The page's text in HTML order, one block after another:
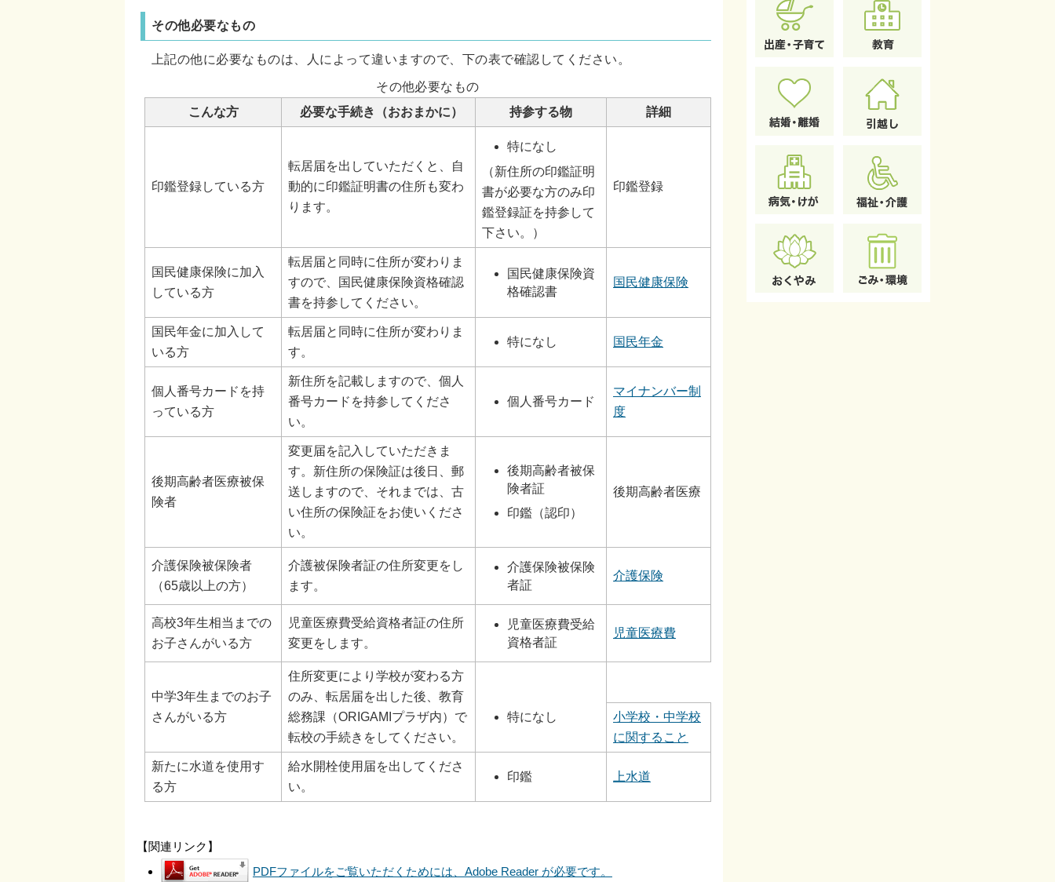
その他必要なもの
上記の他に必要なものは、人によって違いますので、下の表で確認してください。
その他必要なもの
こんな方 必要な手続き（おおまかに） 持参する物 詳細
印鑑登録している方
転居届を出していただくと、自
動的に印鑑証明書の住所も変わ
ります。
特になし
（新住所の印鑑証明
書が必要な方のみ印
鑑登録証を持参して
下さい。）
印鑑登録
国民健康保険に加入
している方
転居届と同時に住所が変わりま
すので、国民健康保険資格確認
書を持参してください。
国民健康保険資
格確認書
国民健康保険
国民年金に加入して
いる方
転居届と同時に住所が変わりま
す。
特になし 国民年金
個人番号カードを持
っている方
新住所を記載しますので、個人
番号カードを持参してくださ
い。
個人番号カード
マイナンバー制
度
後期高齢者医療被保
険者
変更届を記入していただきま
す。新住所の保険証は後日、郵
送しますので、それまでは、古
い住所の保険証をお使いくださ
い。
後期高齢者被保
険者証
印鑑（認印）
後期高齢者医療
介護保険被保険者
（65歳以上の方）
介護被保険者証の住所変更をし
ます。
介護保険被保険
者証
介護保険
高校3年生相当までの
お子さんがいる方
児童医療費受給資格者証の住所
変更をします。
児童医療費受給
資格者証
児童医療費
中学3年生までのお子
さんがいる方
住所変更により学校が変わる方
のみ、転居届を出した後、教育
総務課（ORIGAMIプラザ内）で
転校の手続きをしてください。
特になし
小学校・中学校
に関すること
新たに水道を使用す
る方
給水開栓使用届を出してくださ
い。
印鑑 上水道
【関連リンク】
PDFファイルをご覧いただくためには、Adobe Reader が必要です。